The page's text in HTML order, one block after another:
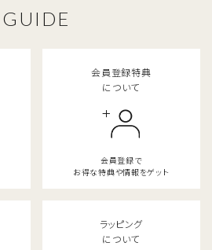
GUIDE
会員登録特典
について
会員登録で
お得な特典や情報をゲット
ラッピング
について